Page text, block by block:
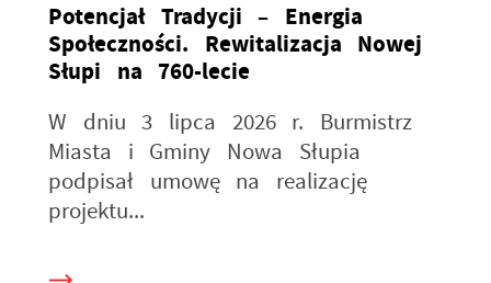
Potencjał Tradycji – Energia
Społeczności. Rewitalizacja Nowej
Słupi na 760-lecie
W dniu 3 lipca 2026 r. Burmistrz
Miasta i Gminy Nowa Słupia
podpisał umowę na realizację
projektu...